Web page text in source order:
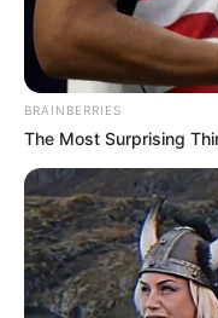
ACTIVAR AHORA
TEMAS
BRAINBERRIES
The Most Surprising